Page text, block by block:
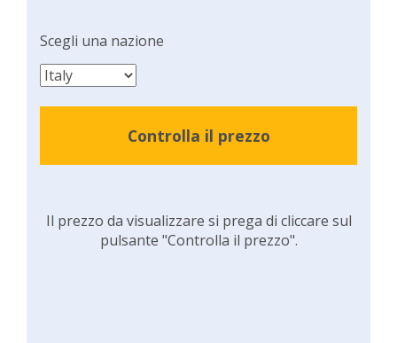
Scegli una nazione
Controlla il prezzo
Il prezzo da visualizzare si prega di cliccare sul
pulsante "Controlla il prezzo".